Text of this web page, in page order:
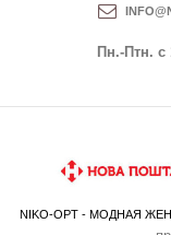
Пн.-Птн. c
NIKO-OPT - МОДНАЯ